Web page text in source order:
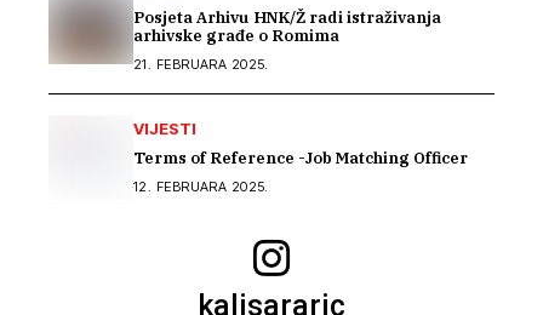
Posjeta Arhivu HNK/Ž radi istraživanja
arhivske građe o Romima
21. FEBRUARA 2025.
VIJESTI
Terms of Reference -Job Matching Officer
12. FEBRUARA 2025.
kalisararic